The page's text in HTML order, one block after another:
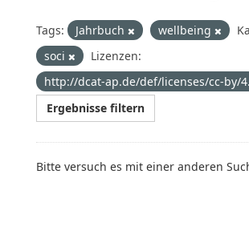
Tags: Jahrbuch wellbeing
soci
Lizenzen:
http://dcat-ap.de/def/licenses/cc-by/
Ergebnisse filtern
Bitte versuch es mit einer anderen